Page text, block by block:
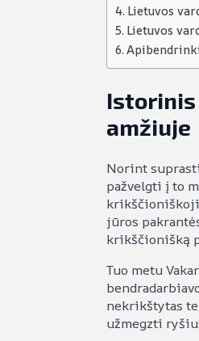
Lietuvos
Lietuvos
Istorinis
amžiuje
Norint
pažvelgti į to
krikščioniškoji
jūros
krikščionišką
Tuo metu
nekrikštytas
užmegzti